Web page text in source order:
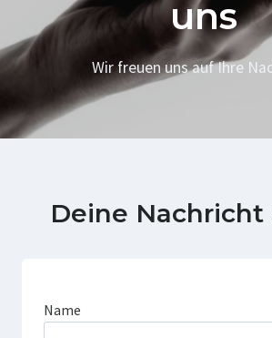
uns
Wir freuen uns auf Ihre
Deine Nachricht
Name